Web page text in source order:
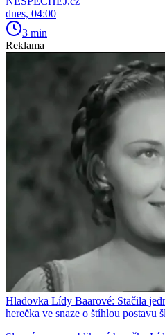
dnes, 04:00
3 min
Reklama
Hladovka Lídy Baarové: Stačila
herečka ve snaze o štíhlou postavu